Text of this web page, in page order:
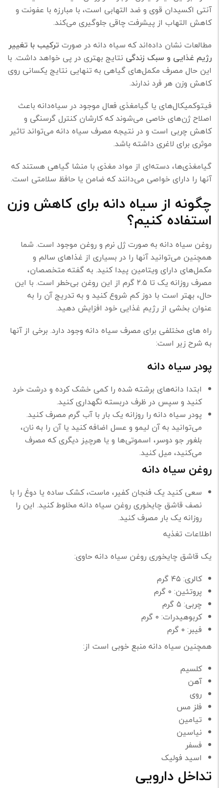
آنتی اکسیدان قوی و ضد التهابی است، با مبارزه با عفونت و
کاهش التهاب از پیشرفت چاقی جلوگیری می‌کند.
مطالعات نشان داده‌اند که سیاه دانه در صورت ترکیب با تغییر
رژیم غذایی و سبک زندگی نتایج بهتری در پی خواهد داشت. با
این حال مصرف مکمل‌های گیاهی به تنهایی نتایج یکسانی روی
کاهش وزن هر فرد ندارند.
فیتوکمیکال‌های یا گیامغذی فعال موجود در سیاه‌دانه باعث
اصلاح ژن‌های خاصی می‌شوند که کارشان کنترل گرسنگی و
کاهش چربی است و در نتیجه مصرف سیاه دانه می‌تواند تاثیر
موثری برای لاغری داشته باشد.
گیامغذی‌ها، دسته‌ای از مواد مغذی با منشا گیاهی هستند که
آنها را دارای خواصی می‌دانند که ضامن یا حافظ سلامتی است.
چگونه از سیاه دانه برای کاهش وزن
استفاده کنیم؟
روغن سیاه دانه به صورت ژل نرم و روغن موجود است. شما
همچنین می‌توانید آنها را در بسیاری از غذاهای سالم و
مکمل‌های دارای ویتامین پیدا کنید. به گفته‌ متخصصان،
مصرف روزانه یک تا ۲.۵ گرم از این روغن بی‌خطر است. با این
حال، بهتر است با دوز کم شروع کنید و به تدریج آن را به
عنوان بخشی از رژیم غذایی خود افزایش دهید.
راه های مختلفی برای مصرف سیاه دانه وجود دارد. برخی از آنها
به شرح زیر است:
پودر سیاه دانه
ابتدا دانه‌های برشته شده را کمی خشک کرده و درشت خرد
کنید و سپس در ظرف دربسته نگهداری کنید.
پودر سیاه دانه را روزانه یک بار با آب گرم مصرف کنید.
می‌توانید به آن لیمو و عسل اضافه کنید یا آن را به نان،
بلغور جو دوسر، اسموتی‌ها و یا هرچیز دیگری که مصرف
می‌کنید، میل کنید.
روغن سیاه دانه
سعی کنید یک فنجان کفیر، ماست، کشک ساده یا دوغ را با
نصف قاشق چایخوری روغن سیاه دانه مخلوط کنید. این را
روزانه یک بار مصرف کنید.
اطلاعات تغذیه
یک قاشق چایخوری روغن سیاه دانه حاوی:
کالری: ۴۵ گرم
پروتئین: ۰ گرم
چربی: ۵ گرم
کربوهیدرات: ۰ گرم
فیبر: ۰ گرم
همچنین سیاه دانه منبع خوبی است از:
کلسیم
آهن
روی
فلز مس
تیامین
نیاسین
فسفر
اسید فولیک
تداخل دارویی